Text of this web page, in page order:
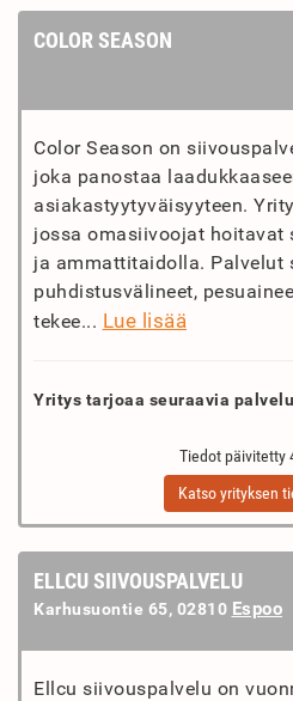
COLOR SEASON
Color Season on
joka panostaa
asiakastyytyväisyyteen.
jossa omasiivoojat hoitavat
ja ammattitaidolla. Palvelut
puhdistusvälineet,
tekee... Lue lisää
Yritys tarjoaa seuraavia
Tiedot päivitetty
Katso yrityksen
ELLCU SIIVOUSPALVELU
Karhusuontie 65, 02810 Espoo
Ellcu siivouspalvelu on